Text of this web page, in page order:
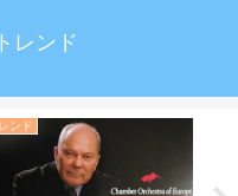
レンド
ンド